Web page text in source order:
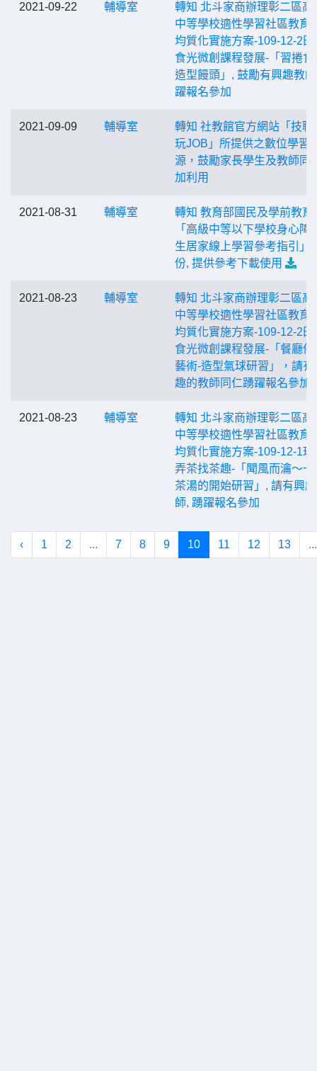
2021-09-22 輔導室
轉知 北斗家商辦理彰二區高
中等學校適性學習社區教育
均質化實施方案-109-12-2田
食光微創課程發展-「習捲食
造型饅頭」, 鼓勵有興趣教
躍報名參加
2021-09-09 輔導室
轉知 社教館官方網站「技職
玩JOB」所提供之數位學習
源，鼓勵家長學生及教師同
加利用
2021-08-31 輔導室
轉知 教育部國民及學前教育
「高級中等以下學校身心障
生居家線上學習參考指引」
份, 提供參考下載使用
2021-08-23 輔導室
轉知 北斗家商辦理彰二區高
中等學校適性學習社區教育
均質化實施方案-109-12-2田
食光微創課程發展-「餐廳佈
藝術-造型氣球研習」，請有
趣的教師同仁踴躍報名參加
2021-08-23 輔導室
轉知 北斗家商辦理彰二區高
中等學校適性學習社區教育
均質化實施方案-109-12-1玩
弄茶找茶趣-「聞風而瀹～一
茶湯的開始研習」, 請有興
師, 踴躍報名參加
‹ 1 2 ... 7 8 9 10 11 12 13 ...